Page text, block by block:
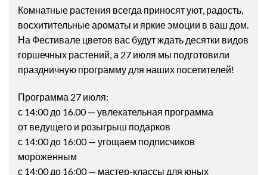
Комнатные растения всегда приносят уют, радость,
восхитительные ароматы и яркие эмоции в ваш дом.
На Фестивале цветов вас будут ждать десятки видов
горшечных растений, а 27 июля мы подготовили
праздничную программу для наших посетителей!
Программа 27 июля:
с 14:00 до 16.00 — увлекательная программа
от ведущего и розыгрыш подарков
с 14:00 до 16:00 — угощаем подписчиков
мороженным
с 14:00 до 16:00 — мастер-классы для юных